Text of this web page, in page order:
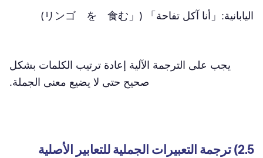
اليابانية:「أنا آكل تفاحة」 (「リンゴ を 食む)
يجب على الترجمة الآلية إعادة ترتيب الكلمات بشكل
صحيح حتى لا يضيع معنى الجملة.
2.5) ترجمة التعبيرات الجملية للتعابير الأصلية